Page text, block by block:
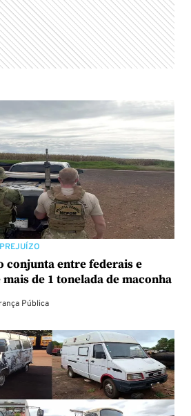
conjunta entre federais e
de 1 tonelada de maconha
Pública